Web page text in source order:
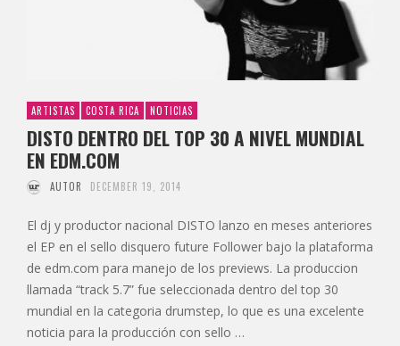
ARTISTAS COSTA RICA NOTICIAS
DISTO DENTRO DEL TOP 30 A NIVEL MUNDIAL
EN EDM.COM
AUTOR DECEMBER 19, 2014
El dj y productor nacional DISTO lanzo en meses anteriores
el EP en el sello disquero future Follower bajo la plataforma
de edm.com para manejo de los previews. La produccion
llamada “track 5.7” fue seleccionada dentro del top 30
mundial en la categoria drumstep, lo que es una excelente
noticia para la producción con sello …